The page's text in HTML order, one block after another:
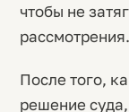
чтобы не
рассмотрения.
После того,
решение